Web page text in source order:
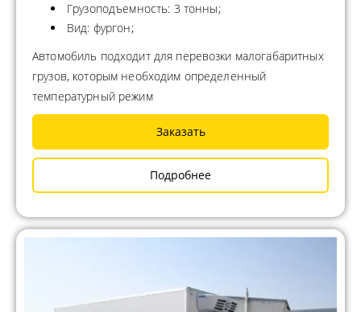
Грузоподъемность: 3 тонны;
Вид: фургон;
Автомобиль подходит для перевозки малогабаритных
грузов, которым необходим определенный
температурный режим
Заказать
Подробнее